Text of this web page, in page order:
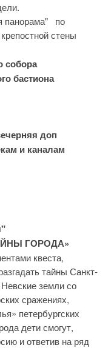
панорама" по
стены
собора
бастиона
доп
и каналам
ГОРОДА»
квеста,
тайны Санкт-
земли со
сражениях,
петербургских
дети смогут,
и ответив на ряд